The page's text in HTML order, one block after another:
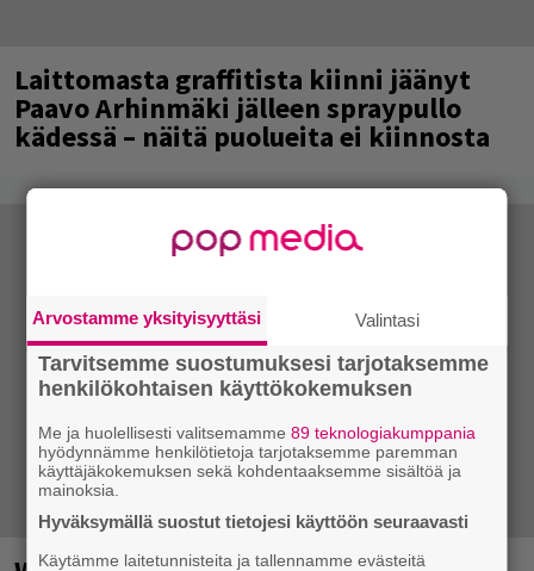
Laittomasta graffitista kiinni jäänyt
Paavo Arhinmäki jälleen spraypullo
kädessä – näitä puolueita ei kiinnosta
Arvostamme yksityisyyttäsi Valintasi
Tarvitsemme suostumuksesi tarjotaksemme
henkilökohtaisen käyttökokemuksen
Me ja huolellisesti valitsemamme89 teknologiakumppania
hyödynnämme henkilötietoja tarjotaksemme paremman
käyttäjäkokemuksen sekä kohdentaaksemme sisältöä ja
mainoksia.
Hyväksymällä suostut tietojesi käyttöön seuraavasti
Käytämme laitetunnisteita ja tallennamme evästeitä